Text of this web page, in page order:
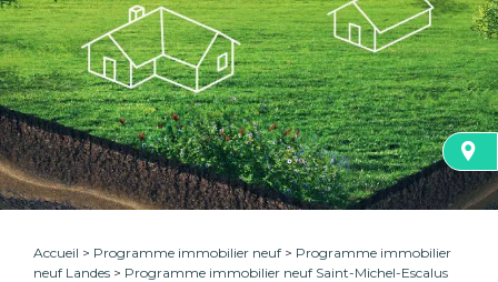
Accueil Programme immobilier neuf
Programme immobilier
neuf Landes
Programme immobilier neuf Saint-Michel-Escalus